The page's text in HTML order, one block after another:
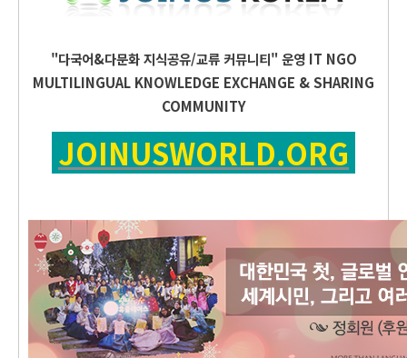
"다국어&다문화 지식공유/교류 커뮤니티" 운영 IT NGO
MULTILINGUAL KNOWLEDGE EXCHANGE & SHARING
COMMUNITY
JOINUSWORLD.ORG